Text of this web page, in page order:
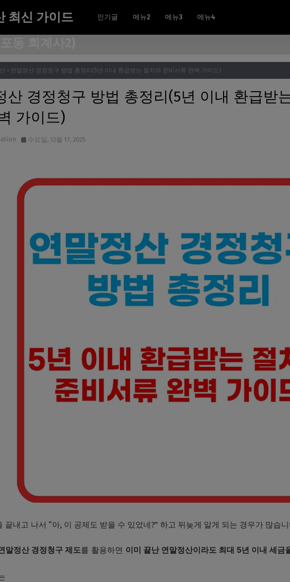
최신 가이드
인기글 메뉴2 메뉴3 메뉴4
연말정산 경정청구 방법 총정리(5년 이내 환급받는 절차와 준비서류 완벽 가이드)
산 경정청구 방법 총정리(5년 이내 환급받
가이드)
수요일, 12월 17, 2025
끝내고 나서 “아, 이 공제도 받을 수 있었네?” 하고 뒤늦게 알게 되는 경우가 많습
말정산 경정청구 제도를 활용하면 이미 끝난 연말정산이라도 최대 5년 이내 세금